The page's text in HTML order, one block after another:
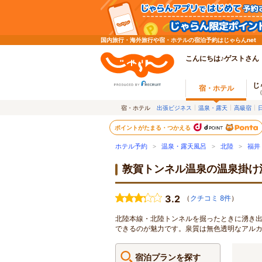
国内旅行・海外旅行や宿・ホテルの宿泊予約はじゃらんnet
こんにちは♪ゲストさん
宿・ホテル じ
宿・ホテル 出張ビジネス 温泉・露天 高級宿
ポイントがたまる・つかえる
ホテル予約 > 温泉・露天風呂 > 北陸 > 福井
敦賀トンネル温泉の温泉掛け
3.2 （ クチコミ 8件）
北陸本線・北陸トンネルを掘ったときに湧き
できるのが魅力です。泉質は無色透明なアル
宿泊プランを探す